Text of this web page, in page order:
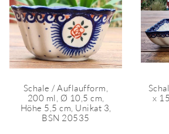
Schale / Auflaufform,
200 ml, Ø 10,5 cm,
Höhe 5,5 cm, Unikat 3,
BSN 20535
x